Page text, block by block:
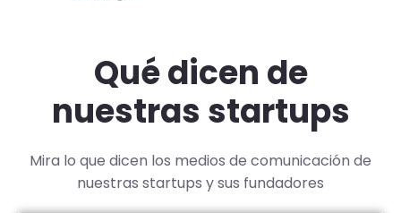
Qué dicen de
nuestras startups
Mira lo que dicen los medios de comunicación de
nuestras startups y sus fundadores